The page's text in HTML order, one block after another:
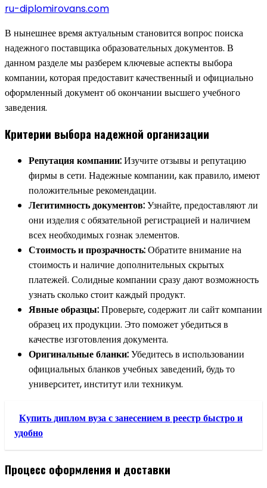
ru-diplomirovans.com
В нынешнее время актуальным становится вопрос поиска
надежного поставщика образовательных документов. В
данном разделе мы разберем ключевые аспекты выбора
компании, которая предоставит качественный и официально
оформленный документ об окончании высшего учебного
заведения.
Критерии выбора надежной организации
Репутация компании:Изучите отзывы и репутацию
фирмы в сети. Надежные компании, как правило, имеют
положительные рекомендации.
Легитимность документов:Узнайте, предоставляют ли
они изделия с обязательной регистрацией и наличием
всех необходимых гознак элементов.
Стоимость и прозрачность:Обратите внимание на
стоимость и наличие дополнительных скрытых
платежей. Солидные компании сразу дают возможность
узнать сколько стоит каждый продукт.
Явные образцы:Проверьте, содержит ли сайт компании
образец их продукции. Это поможет убедиться в
качестве изготовления документа.
Оригинальные бланки:Убедитесь в использовании
официальных бланков учебных заведений, будь то
университет, институт или техникум.
Купить диплом вуза с занесением в реестр быстро и
удобно
Процесс оформления и доставки